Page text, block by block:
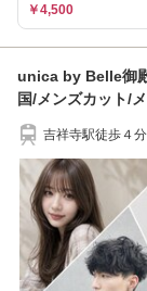
￥4,500
unica by Belle御
国/メンズカット/
吉祥寺駅徒歩４